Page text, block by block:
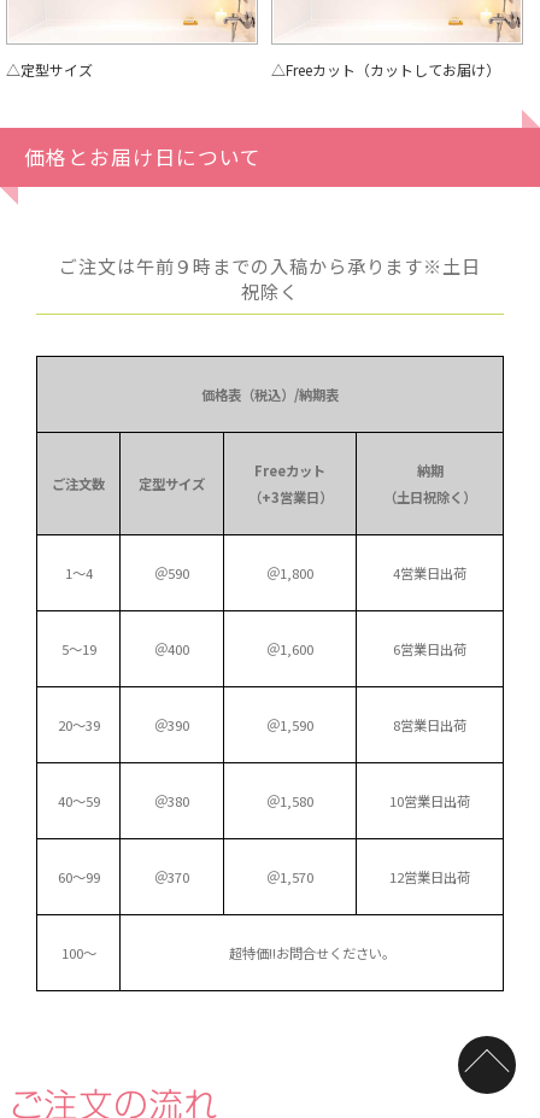
△定型サイズ △Freeカット（カットしてお届け）
価格とお届け日について
ご注文は午前９時までの入稿から承ります※土日
祝除く
価格表（税込）/納期表
ご注文数 定型サイズ
Freeカット
（+3営業日）
納期
（土日祝除く）
1～4 ＠590 ＠1,800 4営業日出荷
5～19 ＠400 ＠1,600 6営業日出荷
20～39 ＠390 ＠1,590 8営業日出荷
40～59 ＠380 ＠1,580 10営業日出荷
60～99 ＠370 ＠1,570 12営業日出荷
100～ 超特価!!お問合せください。